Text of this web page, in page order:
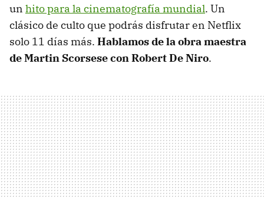
un hito para la cinematografía mundial. Un
clásico de culto que podrás disfrutar en Netflix
solo 11 días más. Hablamos de la obra maestra
de Martin Scorsese con Robert De Niro.